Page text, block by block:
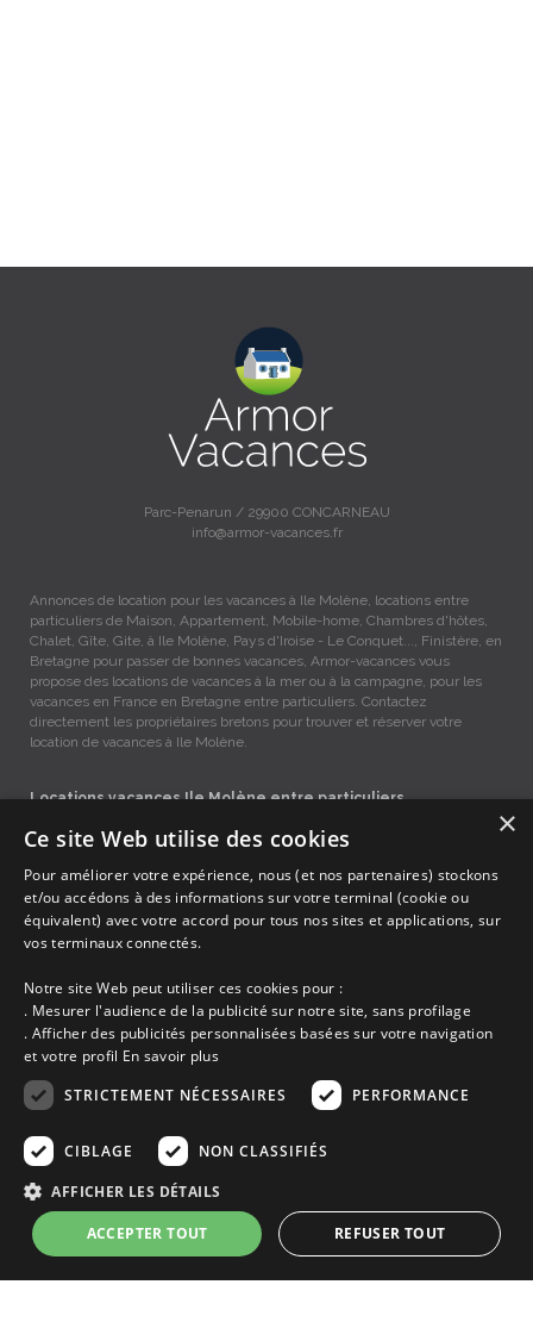
Parc-Penarun / 29900 CONCARNEAU
info@armor-vacances.fr
Annonces de location pour les vacances à Ile Molène, locations entre
particuliers de Maison, Appartement, Mobile-home, Chambres d'hôtes,
Chalet, Gîte, Gite, à Ile Molène, Pays d'Iroise - Le Conquet..., Finistère, en
Bretagne pour passer de bonnes vacances, Armor-vacances vous
propose des locations de vacances à la mer ou à la campagne, pour les
vacances en France en Bretagne entre particuliers. Contactez
directement les propriétaires bretons pour trouver et réserver votre
location de vacances à Ile Molène.
Locations vacances Ile Molène entre particuliers.
Accueil
Dernières minutes
Promotions
Découvrir les départements bretons
Espace propriétaire
Ma sélection
Blog
Conditions générales
En partenariat avec Clévacances des Côtes d'Armor et du Finistère,
Clévacances est un label national de référence, réglementé par une charte
et grille de critères nationales pour certifier la qualité des hébergements
touristiques. C'est aussi un réseau de proximité avec une visite tous les 4
ans et une validation par une commission habilitée. Label de 1 à 5 clés.
×
Ce site Web utilise des cookies
Pour améliorer votre expérience, nous (et nos partenaires) stockons
et/ou accédons à des informations sur votre terminal (cookie ou
équivalent) avec votre accord pour tous nos sites et applications, sur
vos terminaux connectés.
Notre site Web peut utiliser ces cookies pour :
. Mesurer l'audience de la publicité sur notre site, sans profilage
. Afficher des publicités personnalisées basées sur votre navigation
et votre profil En savoir plus
STRICTEMENT NÉCESSAIRES
PERFORMANCE
CIBLAGE NON CLASSIFIÉS
AFFICHER LES DÉTAILS
ACCEPTER TOUT REFUSER TOUT